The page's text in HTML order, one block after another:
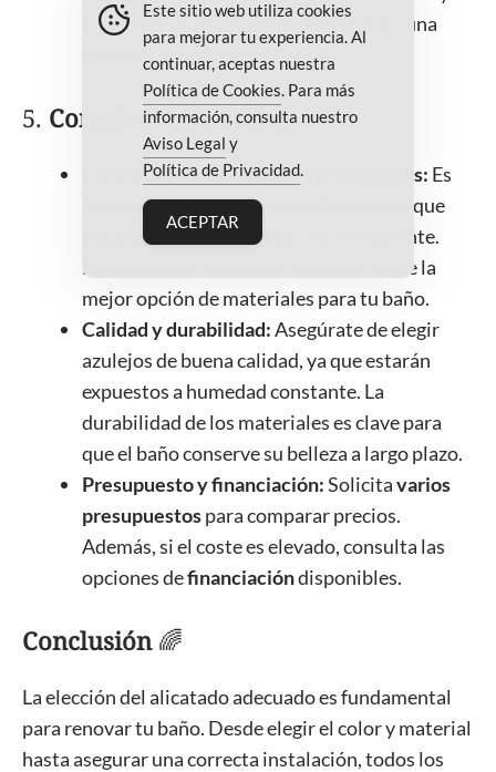
superficie de los azulejos, asegurando una
limpieza a fondo sin dañarlos.
5. Consejos Adicionales 🔧
Contratar profesionales especializados: Es
fundamental contar con
que
sepan instalar el alicatado correctamente.
Ellos también te pueden asesorar sobre la
mejor opción de materiales para tu baño.
Calidad y durabilidad:Asegúrate de elegir
azulejos de buena calidad, ya que estarán
expuestos a humedad constante. La
durabilidad de los materiales es clave para
que el baño conserve su belleza a largo plazo.
Presupuesto y financiación:Solicitavarios
presupuestospara comparar precios.
Además, si el coste es elevado, consulta las
opciones definanciacióndisponibles.
Conclusión🌈
La elección del alicatado adecuado es fundamental
para renovar tu baño. Desde elegir el color y material
hasta asegurar una correcta instalación, todos los
Este sitio web utiliza cookies
para mejorar tu experiencia. Al
continuar, aceptas nuestra
Política de Cookies . Para más
información, consulta nuestro
Aviso Legal y
Política de Privacidad
ACEPTAR